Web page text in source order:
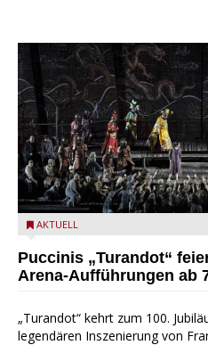
Turandot in der Arena von
AKTUELL
Puccinis „Turandot“
Arena-Aufführungen ab
„Turandot“ kehrt zum 100.
legendären Inszenierung von